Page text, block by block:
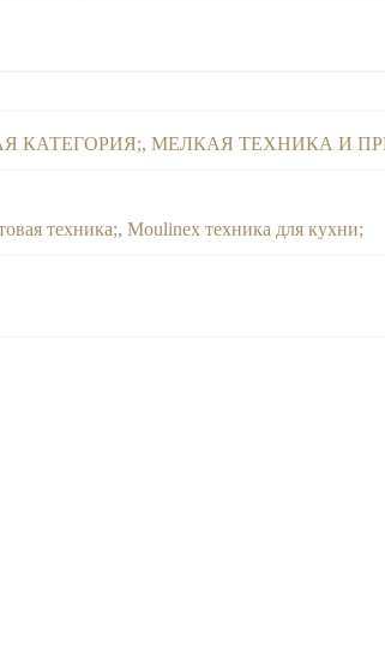
КАТЕГОРИЯ ,МЕЛКАЯ ТЕХНИКА И
техника ,Moulinex техника для кухни